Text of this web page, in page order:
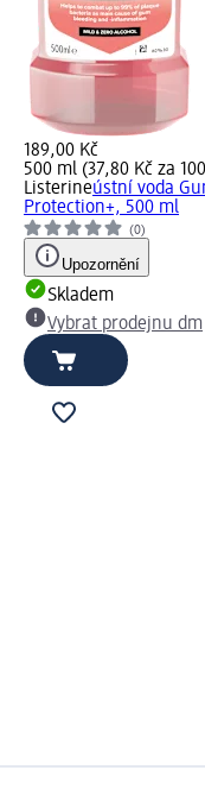
189,00 Kč
500 ml (37,80 Kč za
Listerineústní voda
Protection+, 500 ml
(0)
Upozornění
Skladem
Vybrat prodejnu dm